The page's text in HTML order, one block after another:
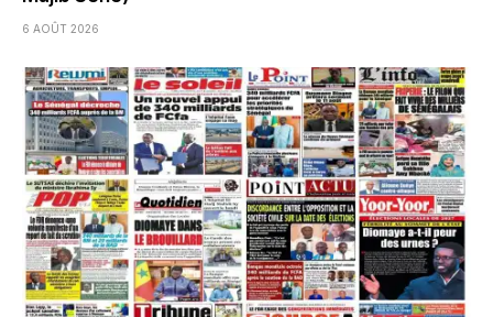
6 AOÛT 2026